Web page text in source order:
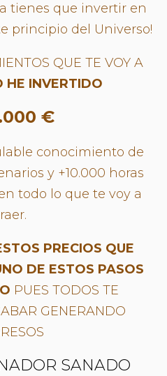
tienes que invertir en
principio del Universo!
QUE TE VOY A
HE INVERTIDO
€
conocimiento de
y +10.000 horas
todo lo que te voy a
PRECIOS QUE
DE ESTOS PASOS
PUES TODOS TE
GENERANDO
SANADO